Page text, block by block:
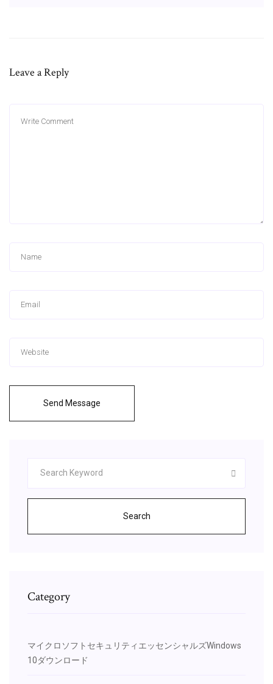
Leave a Reply
Send Message
Search
Category
マイクロソフトセキュリティエッセンシャルズWindows
10ダウンロード